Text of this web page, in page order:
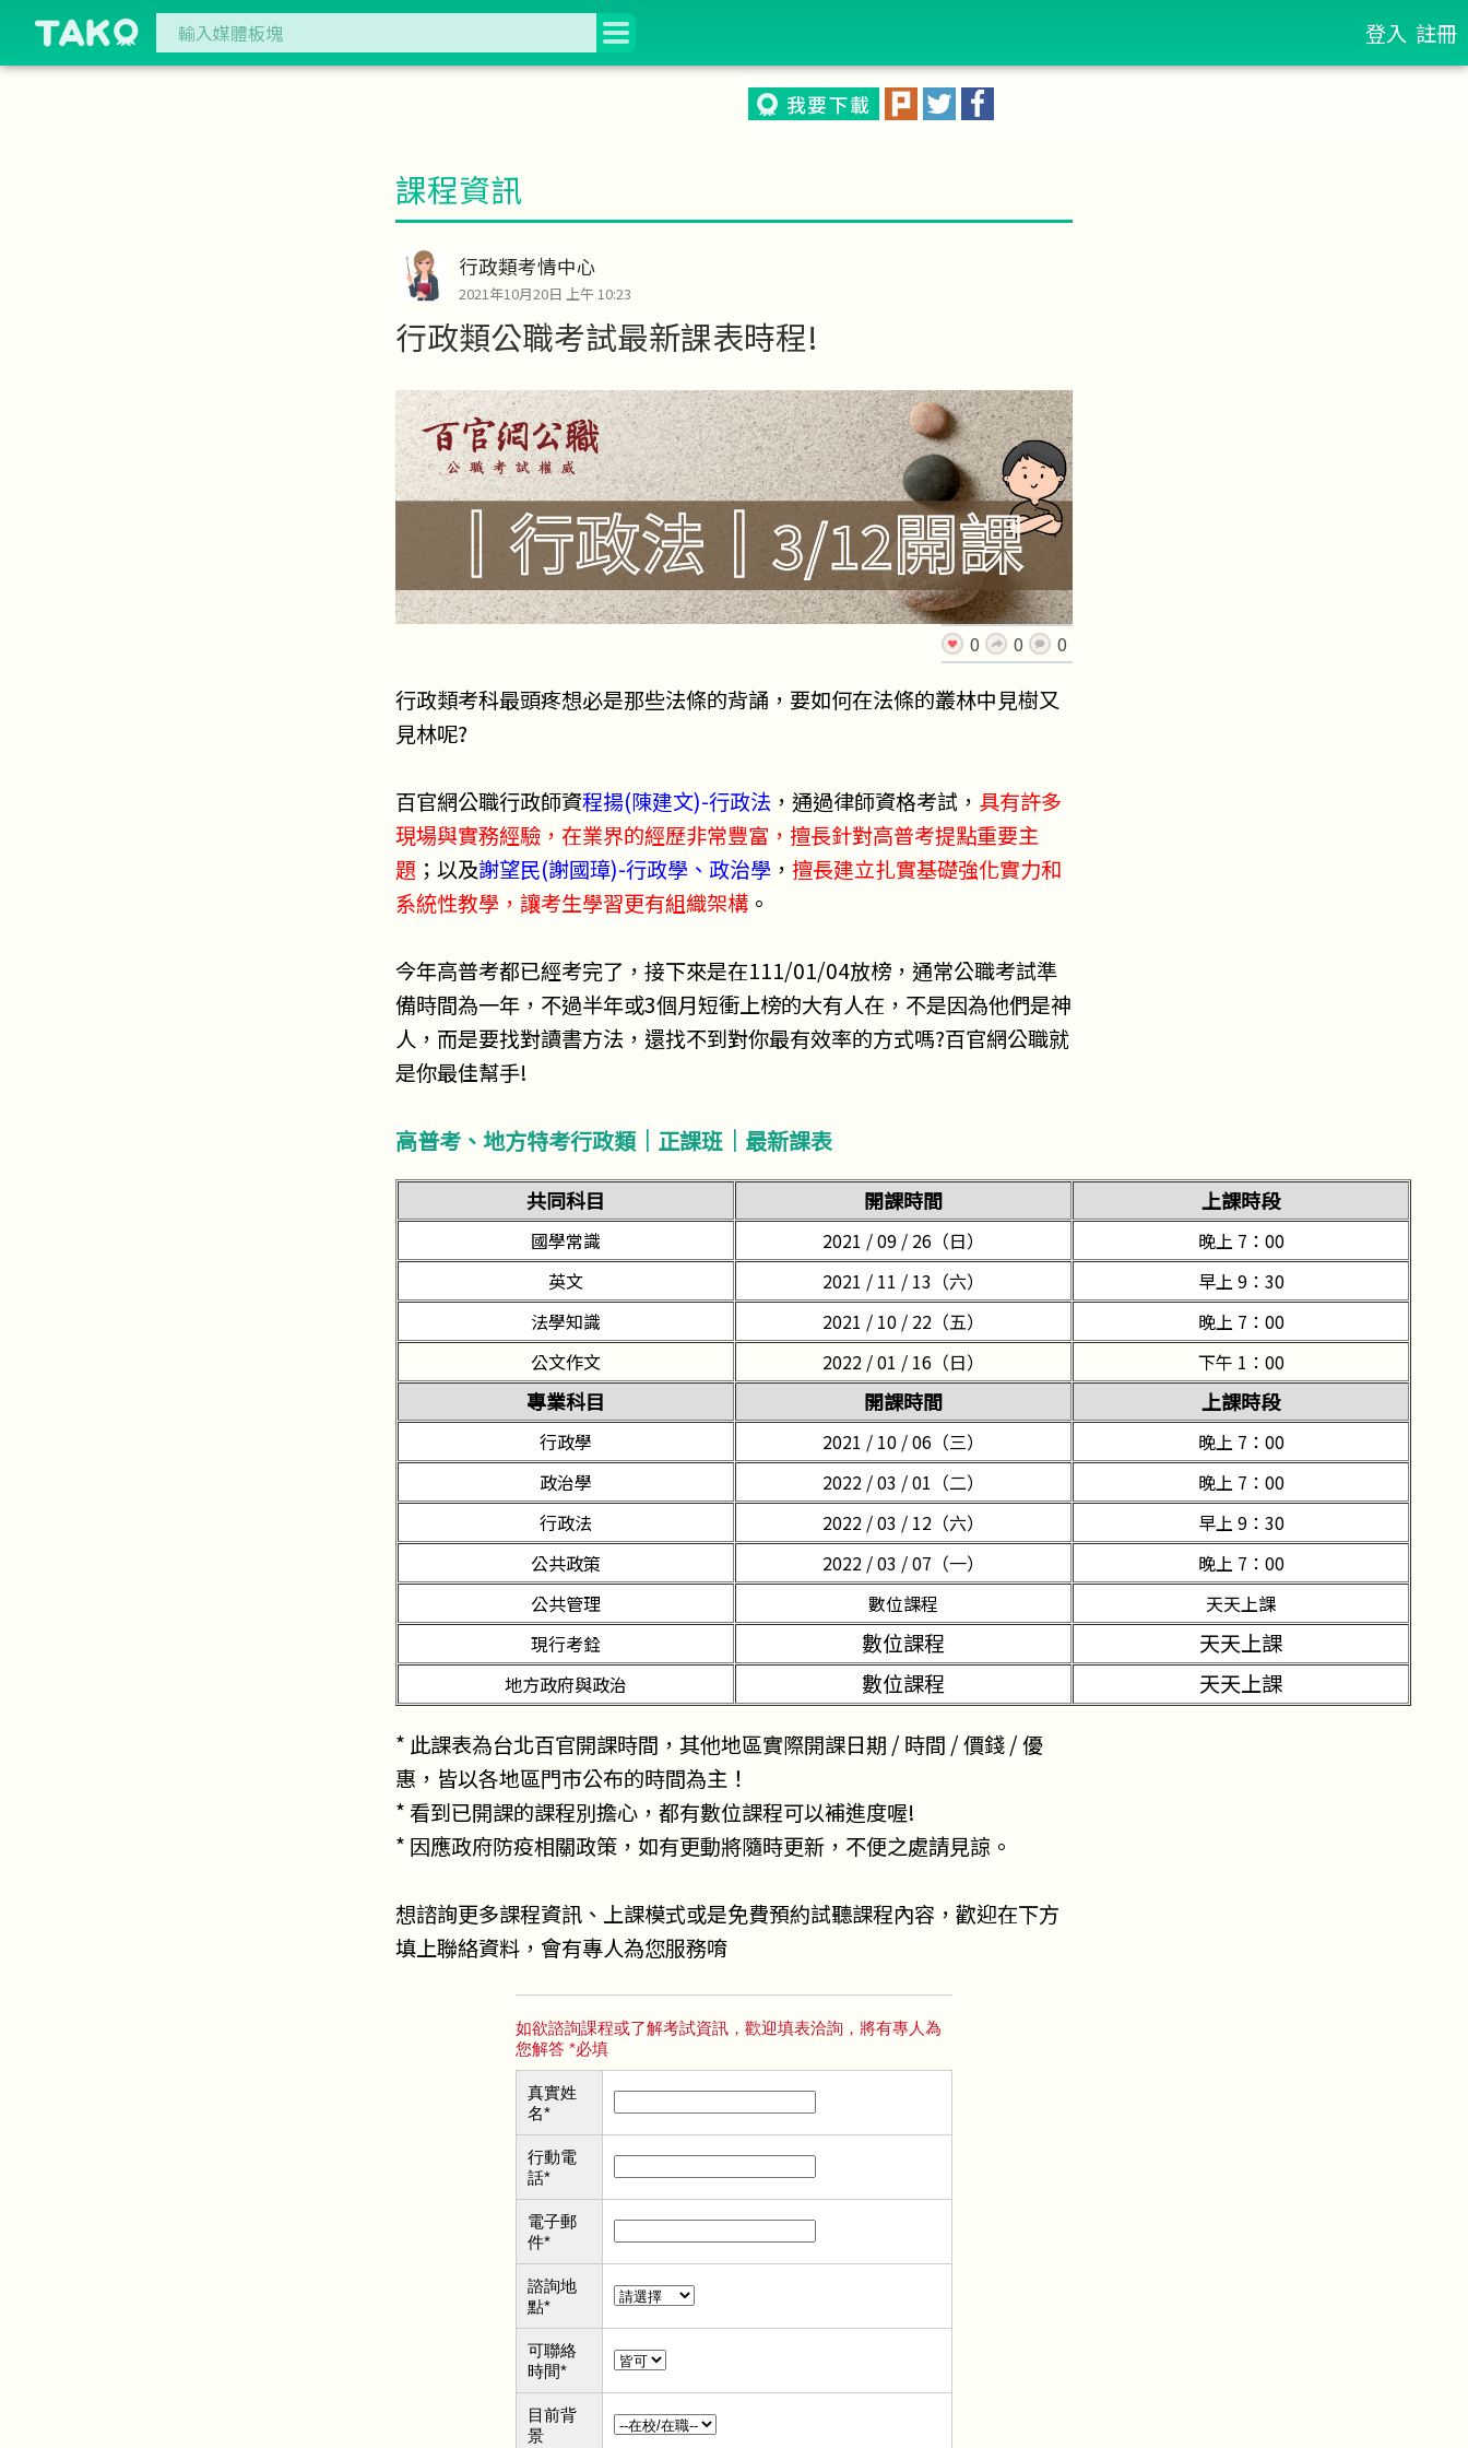
登入 註冊
課程資訊
行政類考情中心
2021年10月20日 上午 10:23
行政類公職考試最新課表時程!
0 0 0
行政類考科最頭疼想必是那些法條的背誦，要如何在法條的叢林中見樹又
見林呢?
百官網公職行政師資程揚(陳建文)-行政法 ，通過律師資格考試， 具有許多
現場與實務經驗，在業界的經歷非常豐富，擅長針對高普考提點重要主
題 ；以及謝望民(謝國璋)-行政學、政治學 ， 擅長建立扎實基礎強化實力和
系統性教學，讓考生學習更有組織架構 。
今年高普考都已經考完了，接下來是在111/01/04放榜，通常公職考試準
備時間為一年，不過半年或3個月短衝上榜的大有人在，不是因為他們是神
人，而是要找對讀書方法，還找不到對你最有效率的方式嗎?百官網公職就
是你最佳幫手!
高普考、地方特考行政類｜正課班｜最新課表
共同科目 開課時間 上課時段
國學常識 2021 / 09 / 26（日）
晚上 7：00
英文
2021 / 11 / 13（六）
早上 9：30
法學知識
2021 / 10 / 22（五）
晚上 7：00
公文作文
2022 / 01 / 16（日） 下午 1：00
專業科目 開課時間 上課時段
行政學 2021 / 10 / 06（三）
晚上 7：00
政治學
2022 / 03 / 01（二）
晚上 7：00
行政法
2022 / 03 / 12（六）
早上 9：30
公共政策
2022 / 03 / 07（一）
晚上 7：00
公共管理
數位課程
天天上課
現行考銓
數位課程 天天上課
地方政府與政治 數位課程
天天上課
* 此課表為台北百官開課時間，其他地區實際開課日期 / 時間 / 價錢 / 優
惠，皆以各地區門市公布的時間為主！
* 看到已開課的課程別擔心，都有數位課程可以補進度喔!
* 因應政府防疫相關政策，如有更動將隨時更新，不便之處請見諒。
想諮詢更多課程資訊、上課模式或是免費預約試聽課程內容，歡迎在下方
填上聯絡資料，會有專人為您服務唷